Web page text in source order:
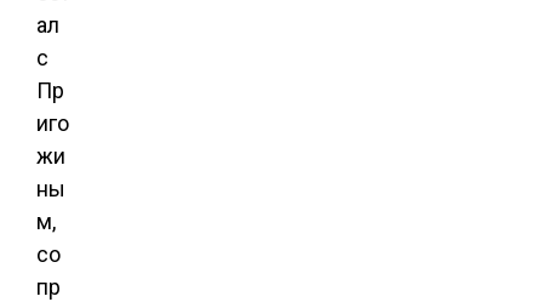
ал
с
Пр
иго
жи
ны
м,
со
пр